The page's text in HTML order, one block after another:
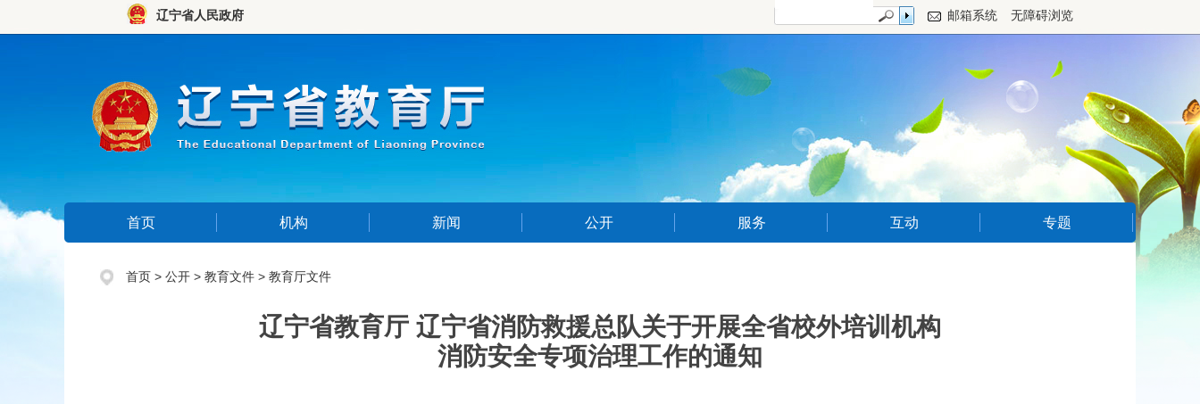
辽宁省人民政府 邮箱系统 无障碍浏览
首页 机构 新闻 公开 服务 互动 专题
首页 > 公开 > 教育文件 > 教育厅文件
辽宁省教育厅 辽宁省消防救援总队关于开展全省校外培训机构
消防安全专项治理工作的通知